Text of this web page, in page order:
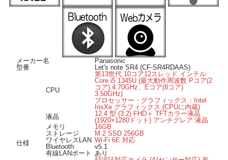
■ Windows 11 導入済み ■
OSは Windows 11 Pro 64bit 導入済み。届いてすぐにWindows11が起動します。
ストレージは高速に動作する M.2SSD256GB、メモリは16GB搭載で快適に動作し
Thunderbolt 4やPower Deliveryに対応した USB3.1Type-C ポートを装備、高速デ
バイスの接続も可能です。
顔認証に対応したWebカメラを装備、顔を向けるだけでパスワード入力無しでの
HDMI出力端子付きですのでHDMI入力のある外部モニターへの映像出力も可能で
PCの本体質量は約0.939kg、小型・軽量でモバイル用途に最適なPanasonicのノー
トパソコンです。
メーカー名
Panasonic
型番
Let's note SR4 (CF-SR4RDAAS)
仕様
CPU
第13世代 10コア12スレッド インテル
Core i5 1345U (最大動作周波数 Pコア(2
コア) 4.70GHz、Eコア(8コア)
3.50GHz)
プロセッサー・グラフィックス：Intel
IrisXe グラフィックス (CPUに内蔵)
液晶
12.4 型 (3:2) FHD＋ TFTカラー液晶
(1920×1280ドット) アンチグレア 液晶
メモリ
16GB
ストレージ
M.2 SSD 256GB
ワイヤレスLAN Wi-Fi 6E 対応
Bluetooth
v5.1
有線LANポート あり